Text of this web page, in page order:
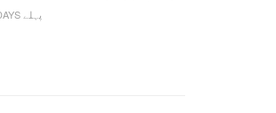
2 DAYS پہلے